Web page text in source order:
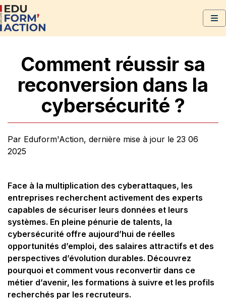
Comment réussir sa
reconversion dans la
cybersécurité ?
Par Eduform'Action, dernière mise à jour le 23 06
2025
Face à la multiplication des cyberattaques, les
entreprises recherchent activement des experts
capables de sécuriser leurs données et leurs
systèmes. En pleine pénurie de talents, la
cybersécurité offre aujourd’hui de réelles
opportunités d’emploi, des salaires attractifs et des
perspectives d’évolution durables. Découvrez
pourquoi et comment vous reconvertir dans ce
métier d’avenir, les formations à suivre et les profils
recherchés par les recruteurs.